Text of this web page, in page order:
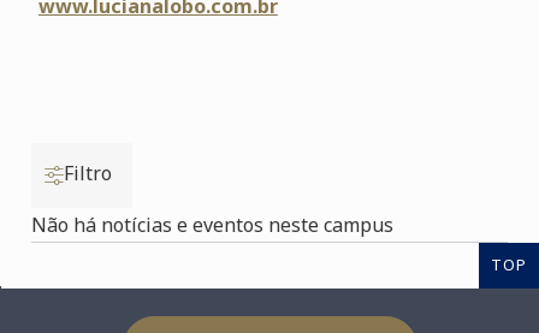
www.lucianalobo.com.br
Filtro
Não há notícias e eventos neste campus
TOP